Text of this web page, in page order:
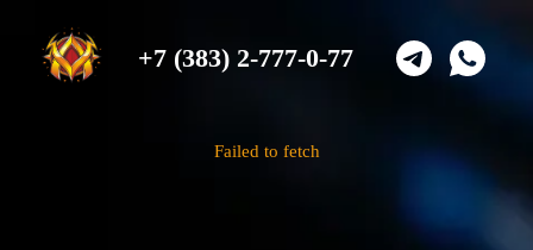
+7 (383) 2-777-0-77
Failed to fetch